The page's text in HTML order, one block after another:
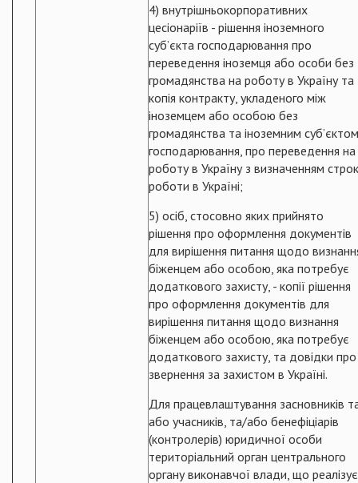
4) внутрішньокорпоративних
цесіонаріїв - рішення іноземного
суб’єкта господарювання про
переведення іноземця або особи без
громадянства на роботу в Україну та
копія контракту, укладеного між
іноземцем або особою без
громадянства та іноземним суб’єктом
господарювання, про переведення на
роботу в Україну з визначенням
роботи в Україні;
5) осіб, стосовно яких прийнято
рішення про оформлення документів
для вирішення питання щодо
біженцем або особою, яка потребує
додаткового захисту, - копії рішення
про оформлення документів для
вирішення питання щодо визнання
біженцем або особою, яка потребує
додаткового захисту, та довідки про
звернення за захистом в Україні.
Для працевлаштування засновників
або учасників, та/або бенефіціарів
(контролерів) юридичної особи
територіальний орган центрального
органу виконавчої влади, що реалізує